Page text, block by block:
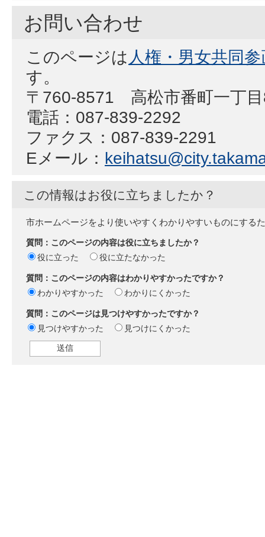
お問い合わせ
このページは 人権・男女共同
す。
〒760-8571 高松市番町一丁
電話：087-839-2292
ファクス：087-839-2291
Eメール：
この情報はお役に立ちましたか？
市ホームページをより使いやすくわかりやすいものにする
質問：このページの内容は役に立ちましたか？
役に立った
役に立たなかった
質問：このページの内容はわかりやすかったですか？
わかりやすかった
わかりにくかった
質問：このページは見つけやすかったですか？
見つけやすかった
見つけにくかった